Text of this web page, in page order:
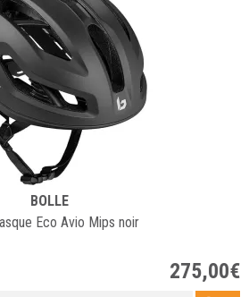
BOLLE
Eco Avio Mips noir
275,00€